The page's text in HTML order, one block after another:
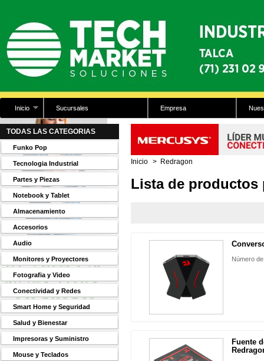
Inicio Sucursales Empresa
TODAS LAS CATEGORIAS
Funko Pop
Tecnologia Industrial
Partes y Piezas
Notebook y Tablet
Almacenamiento
Accesorios
Audio
Monitores y Proyectores
Fotografia y Video
Conectividad y Redes
Smart Home y Seguridad
Salud y Bienestar
Impresoras y Suministro
Mouse y Teclados
Inicio > Redragon
Lista de productos
Número
Fuente